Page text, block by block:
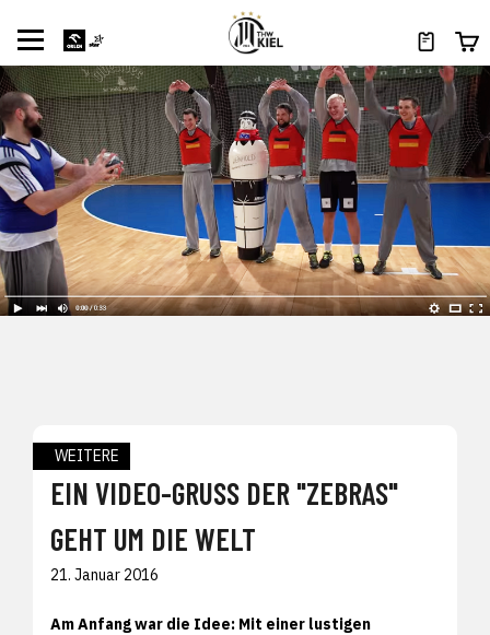
WEITERE
EIN VIDEO-GRUSS DER "ZEBRAS" G
EHT UM DIE WELT
21. Januar 2016
Am Anfang war die Idee: Mit einer lustigen